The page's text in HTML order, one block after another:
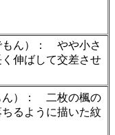
ん）： やや小さ
伸ばして交差させ
ん）： 二枚の楓の
るように描いた紋